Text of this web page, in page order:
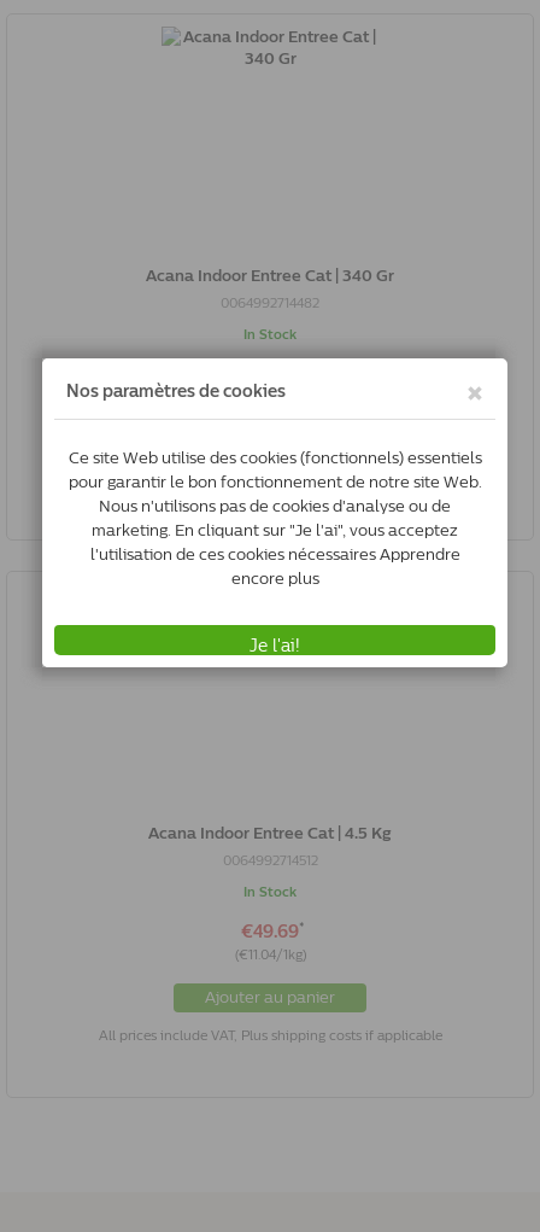
Acana Indoor Entree Cat | 340 Gr
0064992714482
In Stock
(€4.20/100gr)
All prices include VAT, Plus shipping costs if applicable
Acana Indoor Entree Cat | 4.5 Kg
0064992714512
In Stock
€49.69*
(€11.04/1kg)
Ajouter au panier
All prices include VAT, Plus shipping costs if applicable